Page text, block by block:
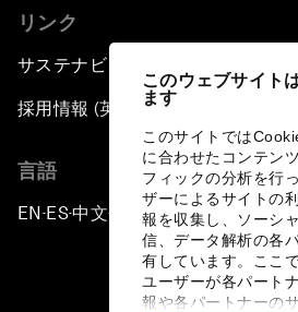
このウェブサイト
ます
このサイトでは
に合わせたコンテン
フィックの分析を行
ザーによるサイトの
報を収集し、ソーシ
信、データ解析の各
有しています。ここ
ユーザーが各パート
報や各パートナーの
リンク
サステナビリティへの取り組み
採用情報 (英語のみ)
言語
EN ▪ ES▪中文▪ 日本語